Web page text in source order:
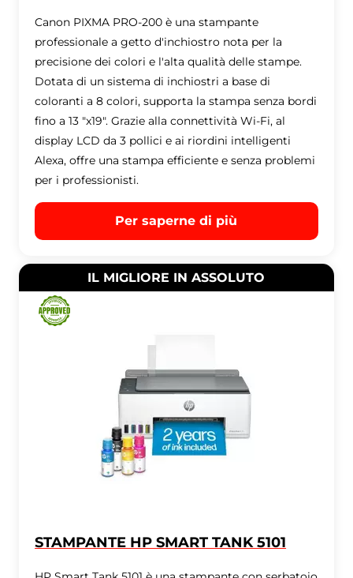
Canon PIXMA PRO-200 è una stampante
professionale a getto d'inchiostro nota per la
precisione dei colori e l'alta qualità delle stampe.
Dotata di un sistema di inchiostri a base di
coloranti a 8 colori, supporta la stampa senza bordi
fino a 13 "x19". Grazie alla connettività Wi-Fi, al
display LCD da 3 pollici e ai riordini intelligenti
Alexa, offre una stampa efficiente e senza problemi
per i professionisti.
Per saperne di più
IL MIGLIORE IN ASSOLUTO
STAMPANTE HP SMART TANK 5101